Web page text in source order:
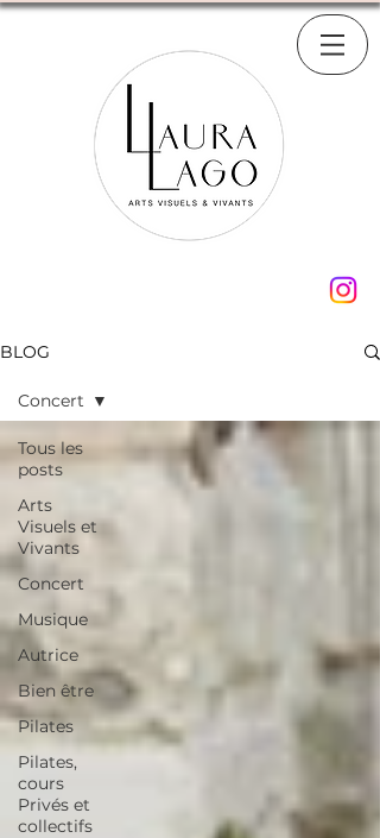
BLOG
Tous les
posts
Arts
Visuels et
Vivants
Concert
Musique
Autrice
Bien être
Pilates
Pilates,
cours
Privés et
collectifs
Concert